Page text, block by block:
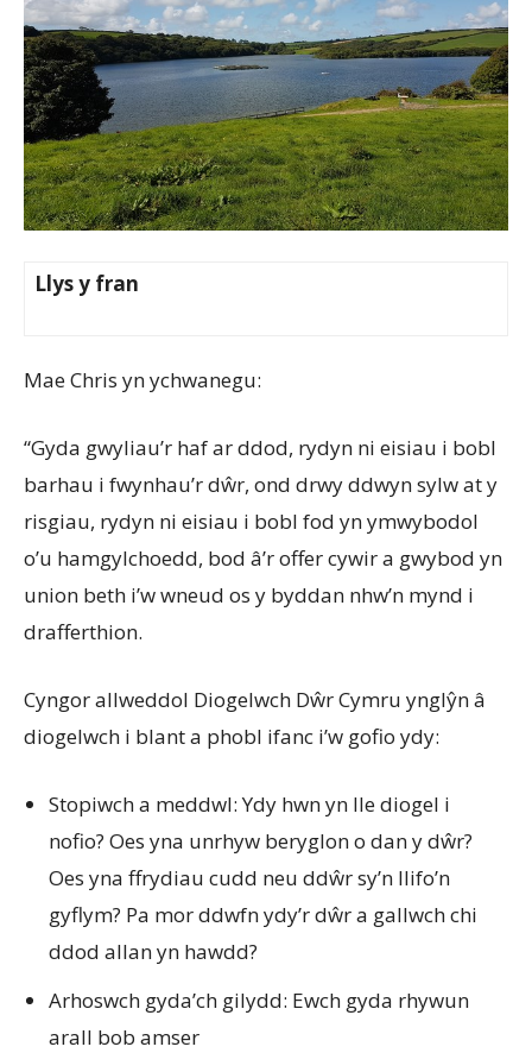
Llys y fran
Mae Chris yn ychwanegu:
“Gyda gwyliau’r haf ar ddod, rydyn ni eisiau i bobl
barhau i fwynhau’r dŵr, ond drwy ddwyn sylw at y
risgiau, rydyn ni eisiau i bobl fod yn ymwybodol
o’u hamgylchoedd, bod â’r offer cywir a gwybod yn
union beth i’w wneud os y byddan nhw’n mynd i
drafferthion.
Cyngor allweddol Diogelwch Dŵr Cymru ynglŷn â
diogelwch i blant a phobl ifanc i’w gofio ydy:
Stopiwch a meddwl: Ydy hwn yn lle diogel i
nofio? Oes yna unrhyw beryglon o dan y dŵr?
Oes yna ffrydiau cudd neu ddŵr sy’n llifo’n
gyflym? Pa mor ddwfn ydy’r dŵr a gallwch chi
ddod allan yn hawdd?
Arhoswch gyda’ch gilydd: Ewch gyda rhywun
arall bob amser